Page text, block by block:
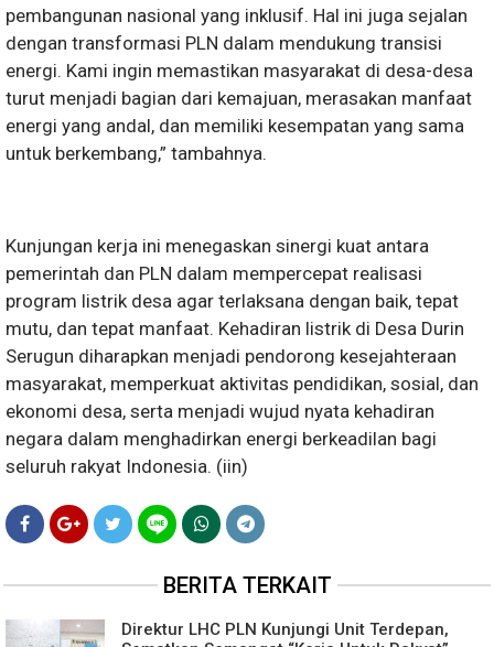
pembangunan nasional yang inklusif. Hal ini juga sejalan
dengan transformasi PLN dalam mendukung transisi
energi. Kami ingin memastikan masyarakat di desa-desa
turut menjadi bagian dari kemajuan, merasakan manfaat
energi yang andal, dan memiliki kesempatan yang sama
untuk berkembang,” tambahnya.
Kunjungan kerja ini menegaskan sinergi kuat antara
pemerintah dan PLN dalam mempercepat realisasi
program listrik desa agar terlaksana dengan baik, tepat
mutu, dan tepat manfaat. Kehadiran listrik di Desa Durin
Serugun diharapkan menjadi pendorong kesejahteraan
masyarakat, memperkuat aktivitas pendidikan, sosial, dan
ekonomi desa, serta menjadi wujud nyata kehadiran
negara dalam menghadirkan energi berkeadilan bagi
seluruh rakyat Indonesia. (iin)
BERITA TERKAIT
Direktur LHC PLN Kunjungi Unit Terdepan,